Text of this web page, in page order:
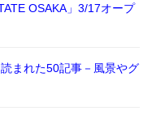
OSAKA」3/17オープ
まれた50記事－風景やグ